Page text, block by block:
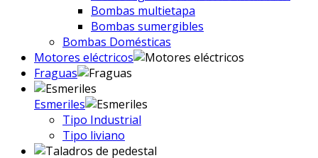
Bombas multietapa
Bombas sumergibles
Bombas Domésticas
Motores eléctricos
Fraguas
Esmeriles
Tipo Industrial
Tipo liviano